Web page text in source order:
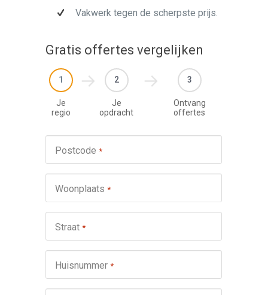
Vakwerk tegen de scherpste prijs.
Gratis offertes vergelijken
1
Je
regio
2
Je
opdracht
3
Ontvang
offertes
Postcode *
Woonplaats *
Straat *
Huisnummer *